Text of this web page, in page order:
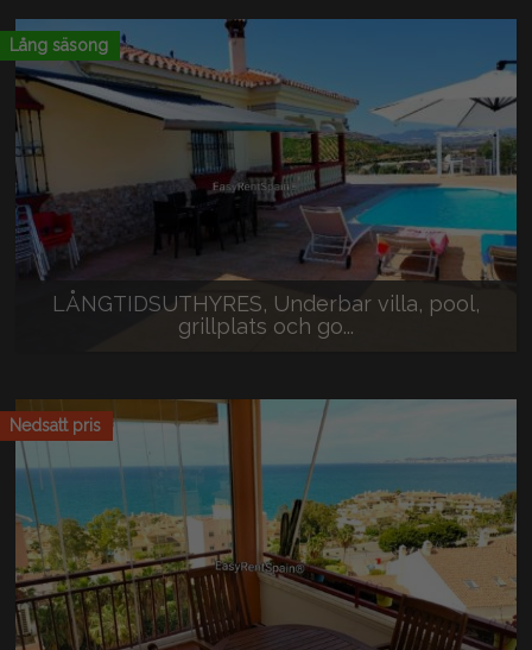
Lång säsong
LÅNGTIDSUTHYRES, Underbar villa, pool,
grillplats och go...
Nedsatt pris